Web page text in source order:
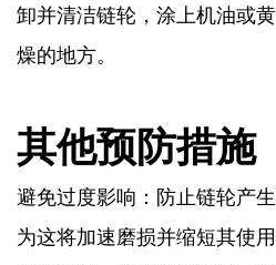
卸并清洁链轮，涂上机油或
燥的地方。
其他预防措施
避免过度影响：防止链轮产
为这将加速磨损并缩短其使用